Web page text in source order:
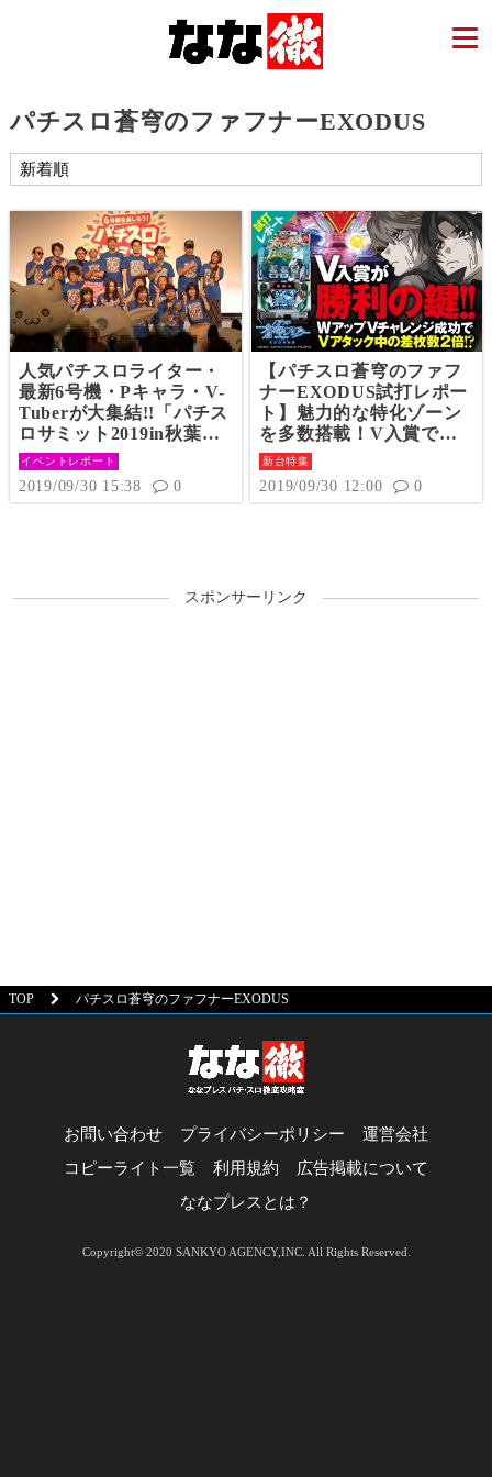
パチスロ蒼穹のファフナーEXODUS
人気パチスロライター・
最新6号機・Pキャラ・V-
Tuberが大集結!!「パチス
ロサミット2019in秋葉
原」潜入レポート!!
イベントレポート
2019/09/30 15:38 0
【パチスロ蒼穹のファフ
ナーEXODUS試打レポー
ト】魅力的な特化ゾーン
を多数搭載！V入賞でチ
ャンスを掴み取れ！
新台特集
2019/09/30 12:00 0
スポンサーリンク
TOP パチスロ蒼穹のファフナーEXODUS
お問い合わせ プライバシーポリシー
運営会社
コピーライト一覧
利用規約
広告掲載について
ななプレスとは？
Copyright© 2020 SANKYO AGENCY,INC. All Rights Reserved.